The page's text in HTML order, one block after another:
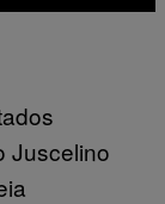
Juscelino